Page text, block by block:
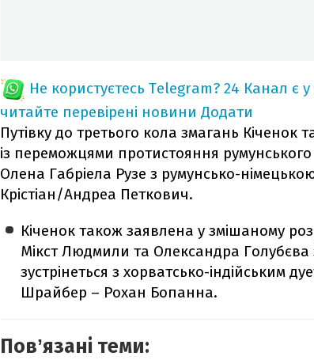
Не користуєтесь Telegram? 24 Канал є у
читайте перевірені новини Додати
Путівку до третього кола змагань Кіченок
із переможцями протистояння
Олена Габріела Рузе з румунсько-
Крістіан/Андреа Петкович.
Кіченок також заявлена у змішаному
Мікст Людмили та Олександра Голубєва
зустрінеться з хорватсько-індійським
Шрайбер – Рохан Бопанна.
Повʼязані теми: